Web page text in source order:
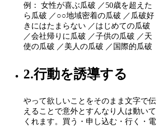
例： 女性が喜ぶ瓜破 ／50歳を超えた
ら瓜破 ／○○地域密着の瓜破 ／瓜破好
きにはたまらない ／はじめての瓜破
／会社帰りに瓜破 ／子供の瓜破 ／天
使の瓜破 ／美人の瓜破 ／国際的瓜破
2.行動を誘導する
やって欲しいことをそのまま文字で伝
えることで意外とすんなり人は動いて
くれます。買う・申し込む・行く・電